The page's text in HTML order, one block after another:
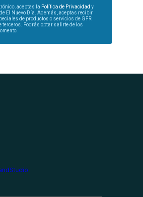
aceptas la Política de Privacidad y
de El Nuevo Día. Además, aceptas recibir
de productos o servicios de GFR
terceros. Podrás optar salirte de los